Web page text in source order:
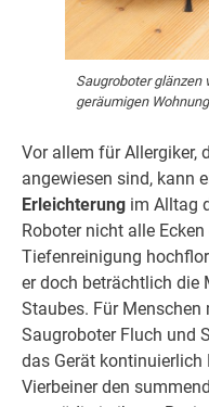
Saugroboter glänzen
geräumigen
Vor allem für Allergiker,
angewiesen sind, kann
Erleichterung im Alltag
Roboter nicht alle
Tiefenreinigung
er doch beträchtlich die
Staubes. Für
Saugroboter Fluch und
das Gerät kontinuierlich
Vierbeiner den